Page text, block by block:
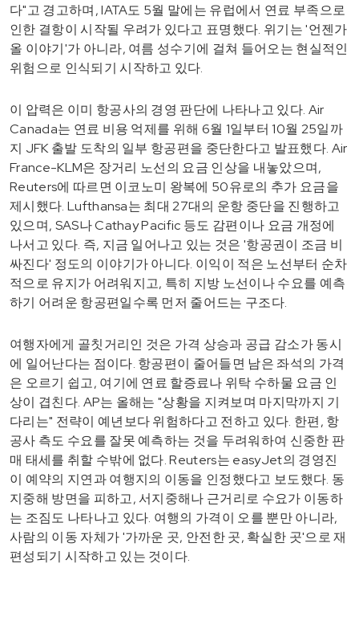
다"고 경고하며, IATA도 5월 말에는 유럽에서 연료 부족으로
인한 결항이 시작될 우려가 있다고 표명했다. 위기는 '언젠가
올 이야기'가 아니라, 여름 성수기에 걸쳐 들어오는 현실적인
위험으로 인식되기 시작하고 있다.
이 압력은 이미 항공사의 경영 판단에 나타나고 있다. Air
Canada는 연료 비용 억제를 위해 6월 1일부터 10월 25일까
지 JFK 출발 도착의 일부 항공편을 중단한다고 발표했다. Air
France-KLM은 장거리 노선의 요금 인상을 내놓았으며,
Reuters에 따르면 이코노미 왕복에 50유로의 추가 요금을
제시했다. Lufthansa는 최대 27대의 운항 중단을 진행하고
있으며, SAS나 Cathay Pacific 등도 감편이나 요금 개정에
나서고 있다. 즉, 지금 일어나고 있는 것은 '항공권이 조금 비
싸진다' 정도의 이야기가 아니다. 이익이 적은 노선부터 순차
적으로 유지가 어려워지고, 특히 지방 노선이나 수요를 예측
하기 어려운 항공편일수록 먼저 줄어드는 구조다.
여행자에게 골칫거리인 것은 가격 상승과 공급 감소가 동시
에 일어난다는 점이다. 항공편이 줄어들면 남은 좌석의 가격
은 오르기 쉽고, 여기에 연료 할증료나 위탁 수하물 요금 인
상이 겹친다. AP는 올해는 "상황을 지켜보며 마지막까지 기
다리는" 전략이 예년보다 위험하다고 전하고 있다. 한편, 항
공사 측도 수요를 잘못 예측하는 것을 두려워하여 신중한 판
매 태세를 취할 수밖에 없다. Reuters는 easyJet의 경영진
이 예약의 지연과 여행지의 이동을 인정했다고 보도했다. 동
지중해 방면을 피하고, 서지중해나 근거리로 수요가 이동하
는 조짐도 나타나고 있다. 여행의 가격이 오를 뿐만 아니라,
사람의 이동 자체가 '가까운 곳, 안전한 곳, 확실한 곳'으로 재
편성되기 시작하고 있는 것이다.